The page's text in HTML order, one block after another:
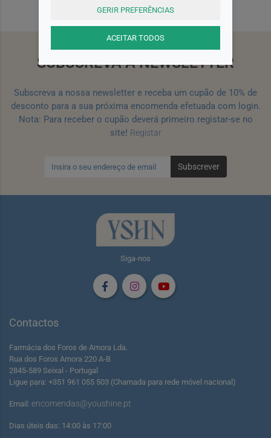
SUBSCREVA A NEWSLETTER
Subscreva a nossa newsletter e receba um cupão de 10% de
desconto para a sua próxima encomenda efetuada com login.
Nota: Para receber o cupão deverá primeiro registar-se no
site! Registar
Subscrever
Siga-nos
Contactos
Farmácia dos Foros de Amora Lda.
Rua dos Foros Amora 220 A-B
2845-589 Seixal - Portugal
Ligue para: +351 961 055 503 (Chamada para rede móvel nacional)
Email: encomendas@youshine.pt
Dias úteis das: 14:00 às 17:00
GERIR PREFERÊNCIAS
ACEITAR TODOS